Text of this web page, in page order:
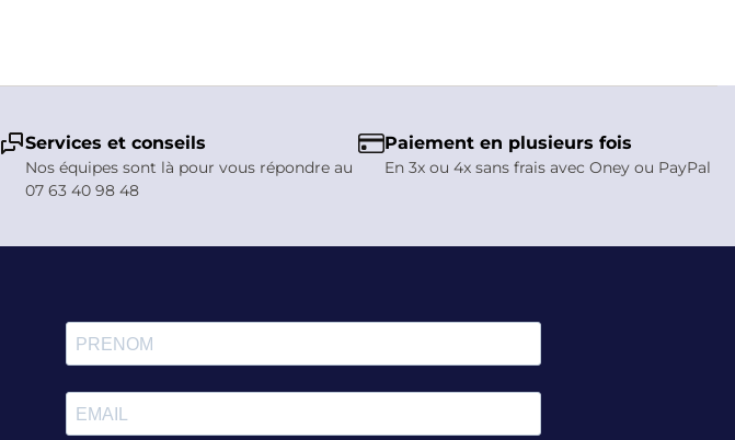
Services et conseils
Nos équipes sont là pour vous répondre au
07 63 40 98 48
Paiement en plusieurs fois
En 3x ou 4x sans frais avec Oney ou PayPal